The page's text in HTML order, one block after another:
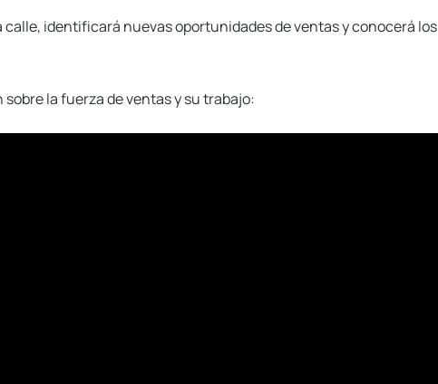
identificará nuevas oportunidades de ventas y conocerá los
la fuerza de ventas y su trabajo: